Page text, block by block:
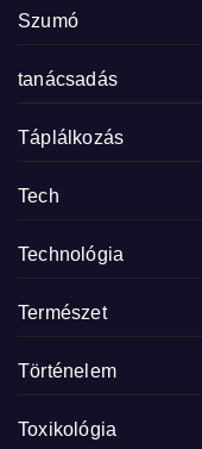
Szumó
tanácsadás
Táplálkozás
Tech
Technológia
Természet
Történelem
Toxikológia